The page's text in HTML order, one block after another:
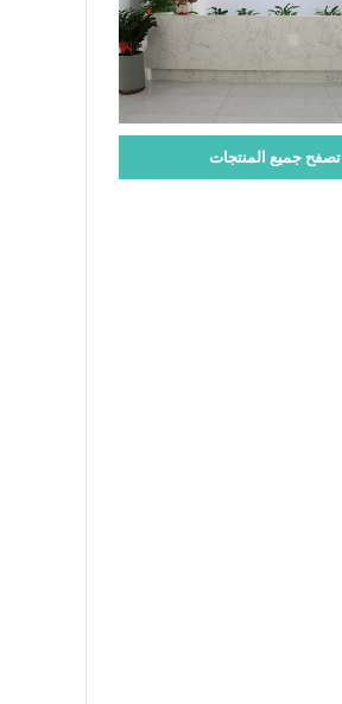
تصفح جميع المنتجات